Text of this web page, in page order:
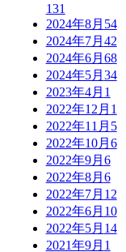
131
2024年8月 54
2024年7月 42
2024年6月 68
2024年5月 34
2023年4月 1
2022年12月 1
2022年11月 5
2022年10月 6
2022年9月 6
2022年8月 6
2022年7月 12
2022年6月 10
2022年5月 14
2021年9月 1